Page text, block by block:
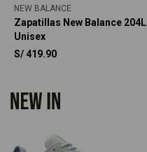
NEW BALANCE
Zapatillas New Balance 204L
Unisex
S/ 419.90